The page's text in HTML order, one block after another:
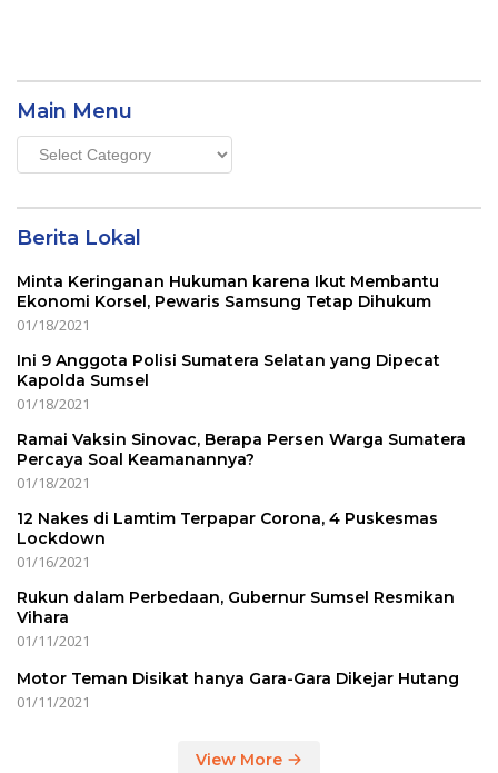
Main Menu
Main
Menu
Berita Lokal
Minta Keringanan Hukuman karena Ikut Membantu
Ekonomi Korsel, Pewaris Samsung Tetap Dihukum
01/18/2021
Ini 9 Anggota Polisi Sumatera Selatan yang Dipecat
Kapolda Sumsel
01/18/2021
Ramai Vaksin Sinovac, Berapa Persen Warga Sumatera
Percaya Soal Keamanannya?
01/18/2021
12 Nakes di Lamtim Terpapar Corona, 4 Puskesmas
Lockdown
01/16/2021
Rukun dalam Perbedaan, Gubernur Sumsel Resmikan
Vihara
01/11/2021
Motor Teman Disikat hanya Gara-Gara Dikejar Hutang
01/11/2021
View More